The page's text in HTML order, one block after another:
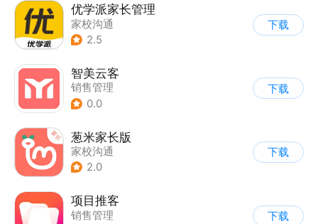
优学派家长管理
家校沟通
2.5
下载
智美云客
销售管理
0.0
下载
葱米家长版
家校沟通
2.0
下载
项目推客
销售管理
下载